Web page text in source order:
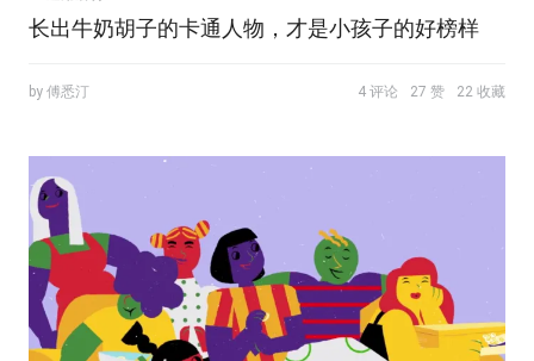
长出牛奶胡子的卡通人物，才是小孩子的好榜样
by 傅悉汀 4 评论 27 赞 22 收藏